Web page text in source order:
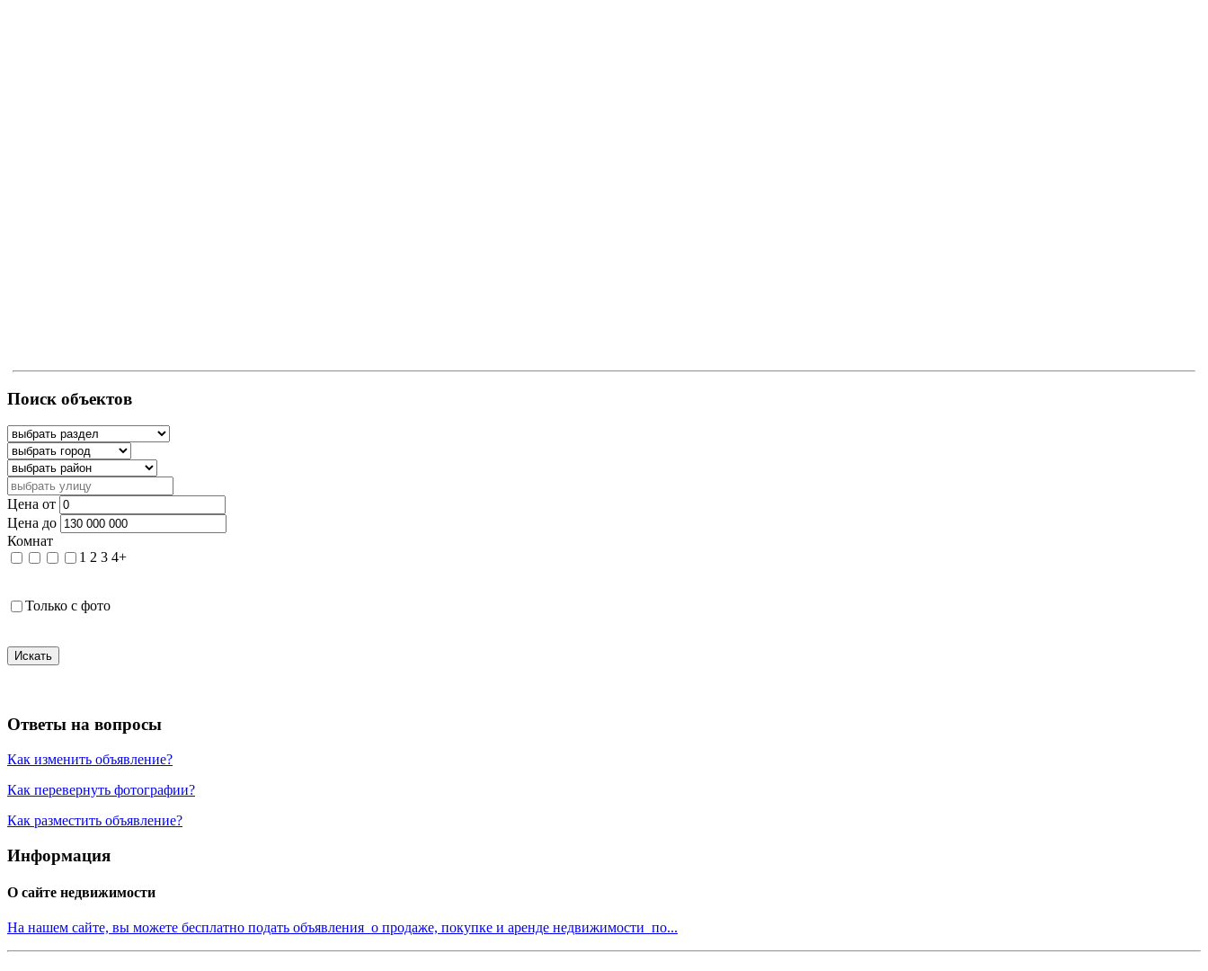
Поиск объектов
Цена от
Цена до
Комнат
1 2 3 4+
Только с фото
Искать
Ответы на вопросы
Как изменить объявление?
Как перевернуть фотографии?
Как разместить объявление?
Информация
О сайте недвижимости
На нашем сайте, вы можете бесплатно подать объявления о продаже, покупке и аренде недвижимости по...